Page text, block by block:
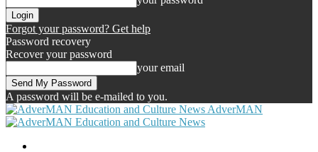
Forgot your password? Get help
Password recovery
Recover your password
your email
A password will be e-mailed to you.
AdverMAN